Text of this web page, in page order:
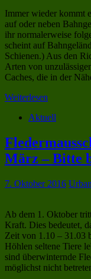
Immer wieder kommt
auf oder neben
ihr normalerweise
scheint auf
Schienen.) Aus den
Arten von
Caches, die in der
Weiterlesen
Aktuell
März – Bitte
7. Oktober 2016
Ab dem 1. Oktober
Kraft. Dies bedeutet,
Zeit von 1.10 – 31.03
Höhlen seltene Tiere
sind überwinternde
möglichst nicht